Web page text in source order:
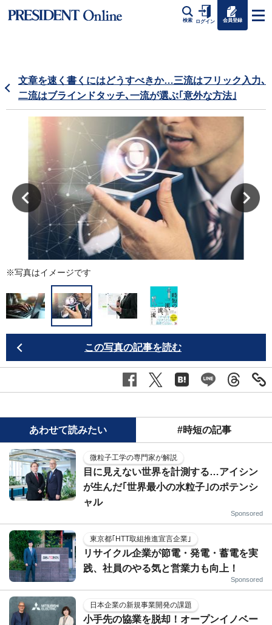
検索 ログイン 会員登録
文章を速く書くにはどうすべきか…三流はフリック入力､
二流はブラインドタッチ､一流が選ぶ｢意外な方法｣
※写真はイメージです
この写真の記事を読む
あわせて読みたい #時短の記事
微粒子工学の専門家が解説
目に見えない世界を計測する…アイシン
が生んだ｢世界最小の水粒子｣のポテンシ
ャル
Sponsored
東京都｢HTT取組推進宣言企業｣
リサイクル企業が節電・発電・蓄電を実
践、社員のやる気と営業力も向上！
Sponsored
日本企業の新規事業開発の課題
小手先の協業を脱却！オープンイノベー